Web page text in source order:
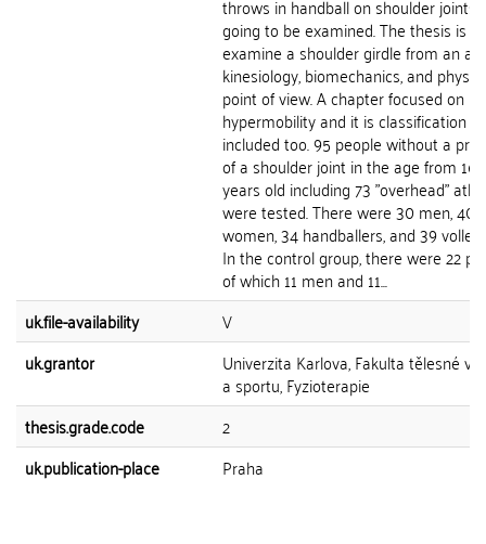
throws in handball on shoulder joints
going to be examined. The thesis is
examine a shoulder girdle from an
kinesiology, biomechanics, and
point of view. A chapter focused on
hypermobility and it is classification is
included too. 95 people without a
of a shoulder joint in the age from 16
years old including 73 "overhead"
were tested. There were 30 men, 40
women, 34 handballers, and 39
In the control group, there were 22
of which 11 men and 11...
uk.file-availability
V
uk.grantor
Univerzita Karlova, Fakulta tělesné
a sportu, Fyzioterapie
thesis.grade.code
2
uk.publication-place
Praha